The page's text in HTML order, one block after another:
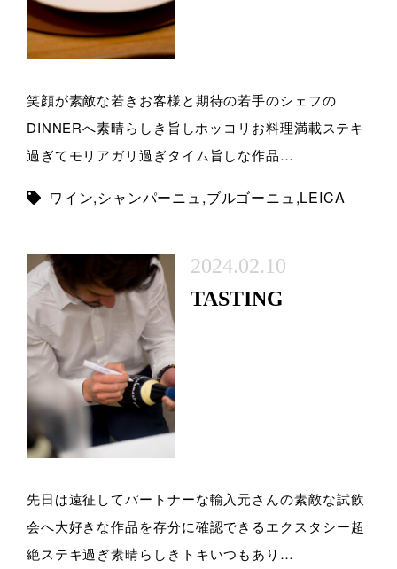
笑顔が素敵な若きお客様と期待の若手のシェフの
DINNERへ素晴らしき旨しホッコリお料理満載ステキ
過ぎてモリアガリ過ぎタイム旨しな作品…
ワイン,シャンパーニュ,ブルゴーニュ,LEICA
2024.02.10
TASTING
先日は遠征してパートナーな輸入元さんの素敵な試飲
会へ大好きな作品を存分に確認できるエクスタシー超
絶ステキ過ぎ素晴らしきトキいつもあり…